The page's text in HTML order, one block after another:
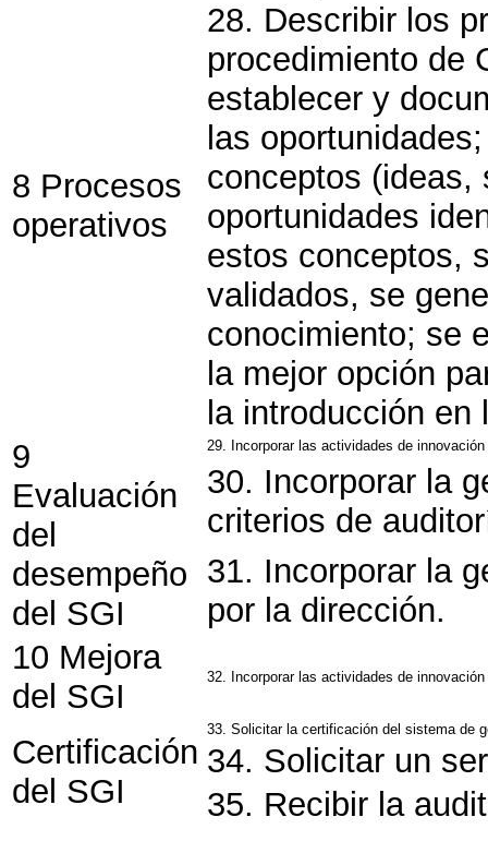
8 Procesos
operativos
28. Describir los
procedimiento de
establecer y
las
conceptos (ideas,
oportunidades
estos conceptos,
validados, se
conocimiento; se
la mejor opción
la introducción
9
Evaluación
del
desempeño
del SGI
29. Incorporar las actividades de
30. Incorporar la
criterios de
31. Incorporar la
por la dirección.
10 Mejora
del SGI
32. Incorporar las actividades de
Certificación
del SGI
33. Solicitar la certificación del sistema de
34. Solicitar un
35. Recibir la